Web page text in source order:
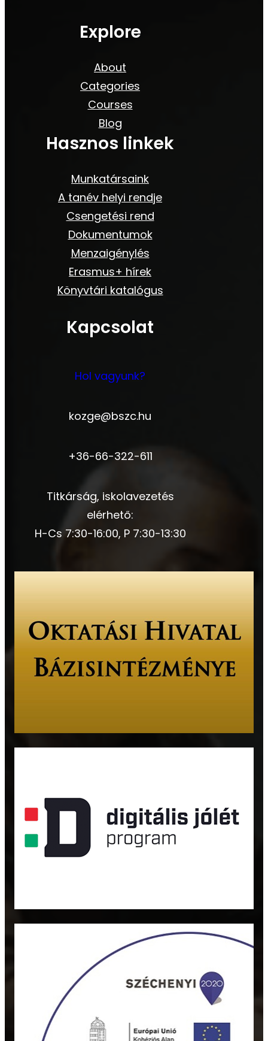
Explore
About
Categories
Courses
Blog
Hasznos linkek
Munkatársaink
A tanév helyi rendje
Csengetési rend
Dokumentumok
Menzaigénylés
Erasmus+ hírek
Könyvtári katalógus
Kapcsolat
Hol vagyunk?
kozge@bszc.hu
+36-66-322-611
Titkárság, iskolavezetés
elérhető:
H-Cs 7:30-16:00, P 7:30-13:30